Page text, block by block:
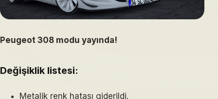
Peugeot 308 modu yayında!
Değişiklik listesi:
Metalik renk hatası giderildi.